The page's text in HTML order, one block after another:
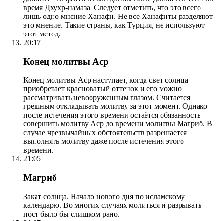
время Дхухр-намаза. Следует отметить, что это всего
лишь одно мнение Ханафи. Не все Ханафиты разделяют
это мнение. Такие страны, как Турция, не используют
этот метод.
20:17
Конец молитвы Аср
Конец молитвы Аср наступает, когда свет солнца
приобретает красноватый оттенок и его можно
рассматривать невооруженным глазом. Считается
грешным откладывать молитву за этот момент. Однако
после истечения этого времени остаётся обязанность
совершить молитву Аср до времени молитвы Магриб. В
случае чрезвычайных обстоятельств разрешается
выполнять молитву даже после истечения этого
времени.
21:05
Магриб
Закат солнца. Начало нового дня по исламскому
календарю. Во многих случаях молиться и разрывать
пост было бы слишком рано.